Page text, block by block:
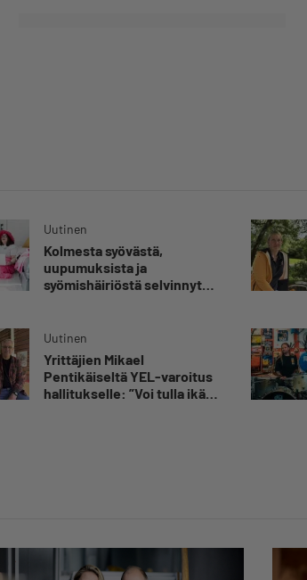
Uutinen
Kolmesta syövästä,
uupumuksista ja
syömishäiriöstä selvinnyt
silmiin, olen oppinut
kestämään myös
yrittäjyyteen kuuluvaa
epävarmuutta”
Uutinen
Yrittäjien Mikael
Pentikäiseltä YEL-varoitus
hallitukselle: ”Voi tulla ikävä